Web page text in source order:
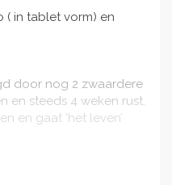
( in tablet vorm) en
door nog 2 zwaardere
en steeds 4 weken rust.
en gaat ‘het leven’
vecht ervoor om hier